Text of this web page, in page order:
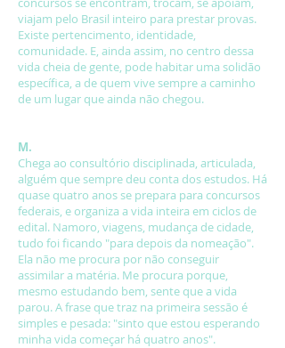
viajam pelo Brasil inteiro para prestar provas.
Existe pertencimento, identidade,
comunidade. E, ainda assim, no centro dessa
vida cheia de gente, pode habitar uma solidão
específica, a de quem vive sempre a caminho
de um lugar que ainda não chegou.
M.
Chega ao consultório disciplinada, articulada,
alguém que sempre deu conta dos estudos. Há
quase quatro anos se prepara para concursos
federais, e organiza a vida inteira em ciclos de
edital. Namoro, viagens, mudança de cidade,
tudo foi ficando "para depois da nomeação".
Ela não me procura por não conseguir
assimilar a matéria. Me procura porque,
mesmo estudando bem, sente que a vida
parou. A frase que traz na primeira sessão é
simples e pesada: "sinto que estou esperando
minha vida começar há quatro anos".